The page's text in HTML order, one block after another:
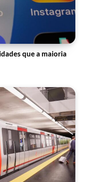
que a maioria